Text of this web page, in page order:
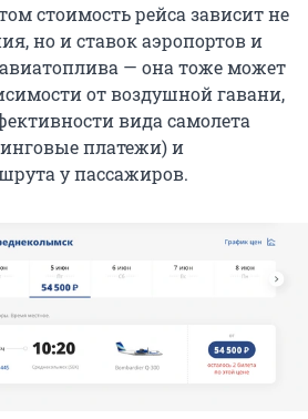
стоимость рейса зависит не
но и ставок аэропортов и
— она тоже может
от воздушной гавани,
вида самолета
платежи) и
у пассажиров.